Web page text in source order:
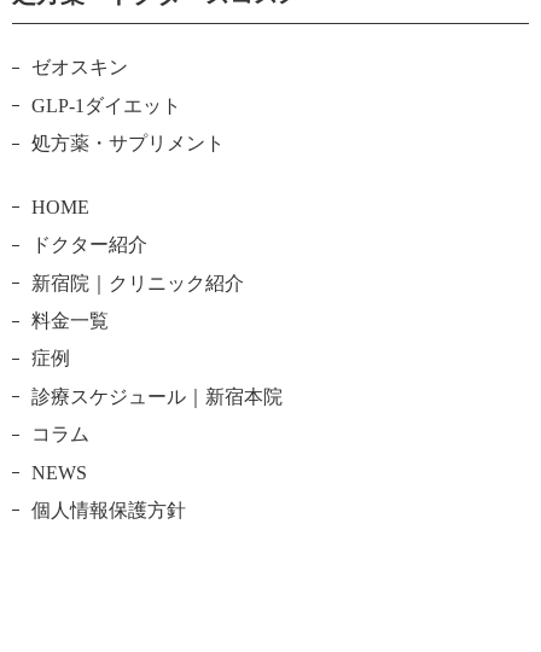
ゼオスキン
GLP-1ダイエット
処方薬・サプリメント
HOME
ドクター紹介
新宿院｜クリニック紹介
料金一覧
症例
診療スケジュール｜新宿本院
コラム
NEWS
個人情報保護方針